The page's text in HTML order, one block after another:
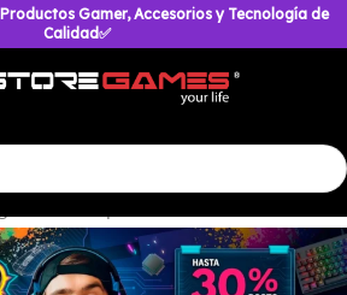
| Productos Gamer, Accesorios y Tecnología de
Calidad✅